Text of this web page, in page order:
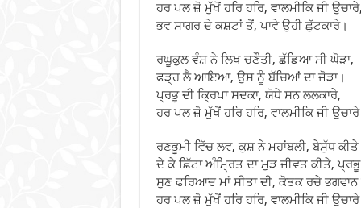
ਹਰ ਪਲ ਜ਼ੋ ਮੁੱਖੋਂ ਹਰਿ ਹਰਿ, ਵਾਲਮੀਕਿ ਜੀ ਉਚਾਰੇ,
ਭਵ ਸਾਗਰ ਦੇ ਕਸ਼ਟਾਂ ਤੋਂ, ਪਾਵੇ ਉਹੀ ਛੁੱਟਕਾਰੇ।
ਰਘੂਕੁਲ ਵੰਸ਼ ਨੇ ਲਿਖ ਚਣੌਤੀ, ਛੱਡਿਆ ਸੀ ਘੋੜਾ,
ਫੜ੍ਹ ਲੈ ਆਇਆ, ਉਸ ਨੂੰ ਬੱਚਿਆਂ ਦਾ ਜੋੜਾ।
ਪ੍ਰਭੂ ਦੀ ਕ੍ਰਿਪਾ ਸਦਕਾ, ਯੋਧੇ ਸਨ ਲਲਕਾਰੇ,
ਹਰ ਪਲ ਜ਼ੋ ਮੁੱਖੋਂ ਹਰਿ ਹਰਿ, ਵਾਲਮੀਕਿ ਜੀ
ਰਣਭੂਮੀ ਵਿੱਚ ਲਵ, ਕੁਸ਼ ਨੇ ਮਹਾਂਬਲੀ, ਬੇਸੁੱਧ ਕੀਤੇ
ਦੇ ਕੇ ਛਿੱਟਾ ਅੰਮ੍ਰਿਤ ਦਾ ਮੁੜ ਜੀਵਤ ਕੀਤੇ, ਪ੍ਰਭੂ
ਸੁਣ ਫਰਿਆਦ ਮਾਂ ਸੀਤਾ ਦੀ, ਕੋਤਕ ਰਚੇ
ਹਰ ਪਲ ਜ਼ੋ ਮੁੱਖੋਂ ਹਰਿ ਹਰਿ, ਵਾਲਮੀਕਿ ਜੀ